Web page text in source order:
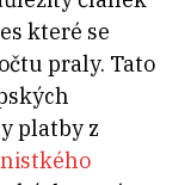
které se
praly. Tato
platby z